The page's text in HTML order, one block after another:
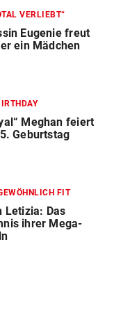
VERLIEBT“
Eugenie freut
ein Mädchen
Meghan feiert
Geburtstag
FIT
Letizia: Das
ihrer Mega-